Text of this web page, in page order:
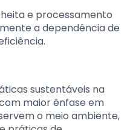
e processamento
a dependência de
sustentáveis na
maior ênfase em
o meio ambiente,